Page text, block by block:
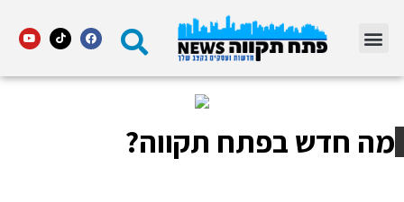
מה חדש בפתח תקווה?